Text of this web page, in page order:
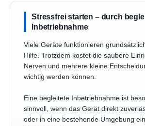
Stressfrei starten – durch
Inbetriebnahme
Viele Geräte funktionieren
Hilfe. Trotzdem kostet die saubere
Nerven und mehrere kleine
wichtig werden können.
Eine begleitete Inbetriebnahme ist
sinnvoll, wenn das Gerät direkt
oder in eine bestehende Umgebung